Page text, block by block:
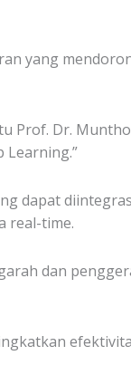
yang
Dr.
Learning.”
dapat
real-time.
dan